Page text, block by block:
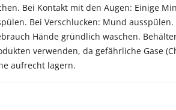
Bei Kontakt mit den Augen: Einige
Bei Verschlucken: Mund
Hände gründlich waschen.
verwenden, da gefährliche Gase
aufrecht lagern.